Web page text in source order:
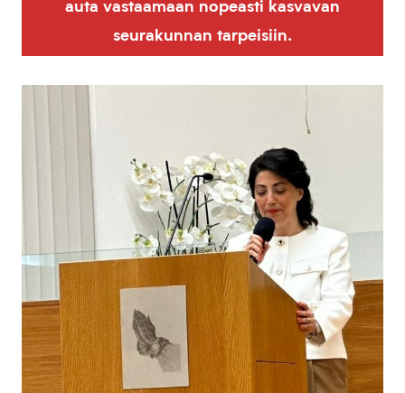
auta vastaamaan nopeasti kasvavan
seurakunnan tarpeisiin.